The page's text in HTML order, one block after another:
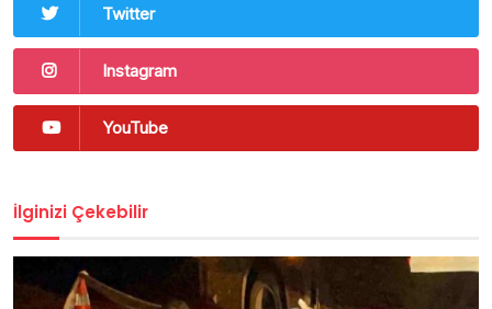
Twitter
Instagram
YouTube
İlginizi Çekebilir